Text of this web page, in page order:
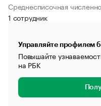
Среднесписочная
1 сотрудник
Управляйте профилем
Повышайте
на РБК